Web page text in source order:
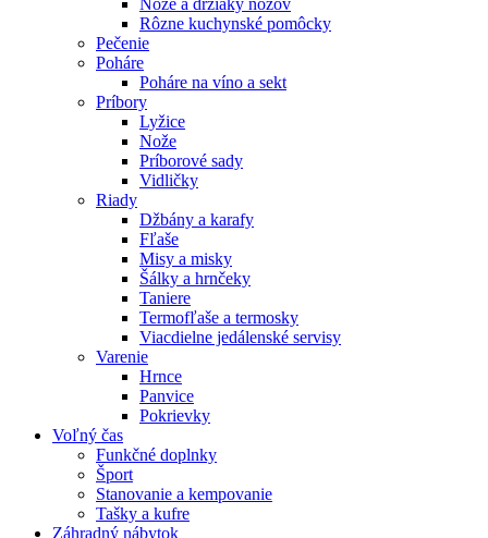
Rôzne kuchynské pomôcky
Pečenie
Poháre
Poháre na víno a sekt
Príbory
Lyžice
Nože
Príborové sady
Vidličky
Riady
Džbány a karafy
Fľaše
Misy a misky
Šálky a hrnčeky
Taniere
Termofľaše a termosky
Viacdielne jedálenské servisy
Varenie
Hrnce
Panvice
Pokrievky
Voľný čas
Funkčné doplnky
Šport
Stanovanie a kempovanie
Tašky a kufre
Záhradný nábytok